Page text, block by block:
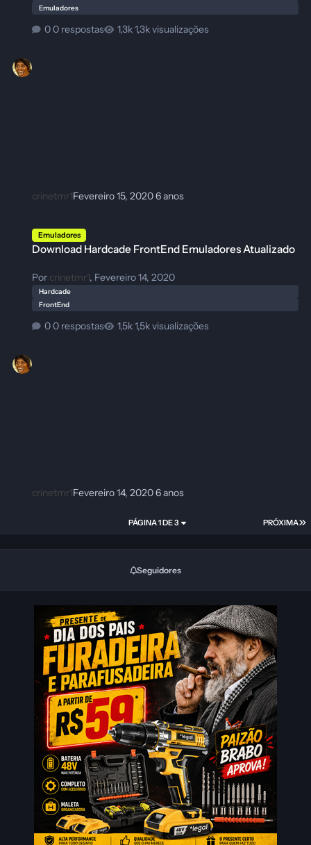
Emuladores
0 respostas 1,3k visualizações
crinetmr1Fevereiro 15, 20206 anos
Emuladores
Download Hardcade FrontEnd Emuladores Atualizado
Por crinetmr1, Fevereiro 14, 2020
Hardcade
FrontEnd
0 respostas 1,5k visualizações
crinetmr1Fevereiro 14, 20206 anos
PRÓXIMA
PÁGINA 1 DE 3
Seguidores